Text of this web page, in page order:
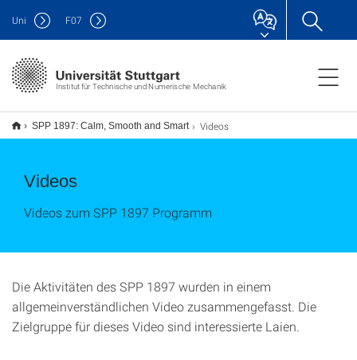
Institut für Technische und Numerische Mechanik
Uni F07
SPP 1897: Calm, Smooth and Smart Videos
Videos
Videos zum SPP 1897 Programm
Die Aktivitäten des SPP 1897 wurden in einem
allgemeinverständlichen Video zusammengefasst. Die
Zielgruppe für dieses Video sind interessierte Laien.